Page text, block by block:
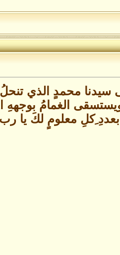
سيدنا محمدٍ الذي
ويستسقى الغمامُ
ِكلِ معلومٍ لكَ يا